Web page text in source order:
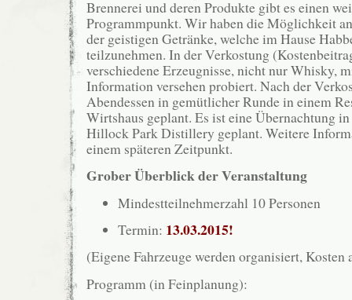
Brennerei und deren Produkte gibt es einen
Programmpunkt. Wir haben die Möglichkeit
der geistigen Getränke, welche im Hause
teilzunehmen. In der Verkostung
verschiedene Erzeugnisse, nicht nur Whisky,
Information versehen probiert. Nach der
Abendessen in gemütlicher Runde in einem
Wirtshaus geplant. Es ist eine Übernachtung
Hillock Park Distillery geplant. Weitere
einem späteren Zeitpunkt.
Grober Überblick der Veranstaltung
Mindestteilnehmerzahl 10 Personen
Termin: 13.03.2015!
(Eigene Fahrzeuge werden organisiert, Kosten
Programm (in Feinplanung):